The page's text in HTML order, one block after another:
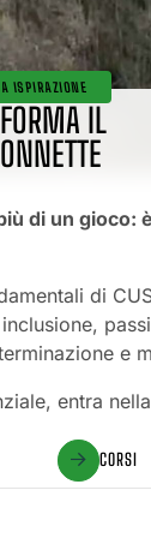
ISPIRAZIONE
IL
di un gioco:
di
e
entra
CORSI